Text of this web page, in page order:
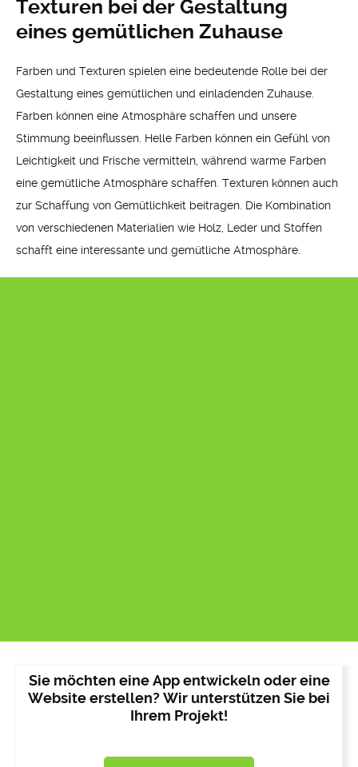
Texturen bei der Gestaltung
eines gemütlichen Zuhause
Farben und Texturen spielen eine bedeutende Rolle bei der
Gestaltung eines gemütlichen und einladenden Zuhause.
Farben können eine Atmosphäre schaffen und unsere
Stimmung beeinflussen. Helle Farben können ein Gefühl von
Leichtigkeit und Frische vermitteln, während warme Farben
eine gemütliche Atmosphäre schaffen. Texturen können auch
zur Schaffung von Gemütlichkeit beitragen. Die Kombination
von verschiedenen Materialien wie Holz, Leder und Stoffen
schafft eine interessante und gemütliche Atmosphäre.
Sie möchten eine App entwickeln oder eine
Website erstellen? Wir unterstützen Sie bei
Ihrem Projekt!